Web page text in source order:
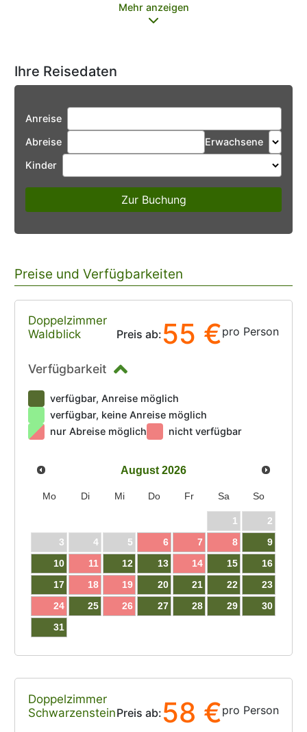
Mehr anzeigen
Ihre Reisedaten
Anreise
Abreise
Erwachsene
Kinder
Zur Buchung
Preise und Verfügbarkeiten
Doppelzimmer
Waldblick
Preis ab: 55 €pro Person
Verfügbarkeit
verfügbar, Anreise möglich
verfügbar, keine Anreise möglich
nur Abreise möglich
nicht verfügbar
August 2026
Mo Di Mi Do Fr Sa So
1
2
3
4 5 6 7 8
9
10
11 12 13 14 15
16
17
18 19 20 21 22
23
24
25 26 27 28 29
30
31
Doppelzimmer
SchwarzensteinPreis ab: 58 €pro Person